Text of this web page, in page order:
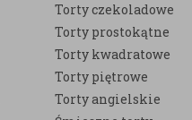
Torty czekoladowe
Torty prostokątne
Torty kwadratowe
Torty piętrowe
Torty angielskie